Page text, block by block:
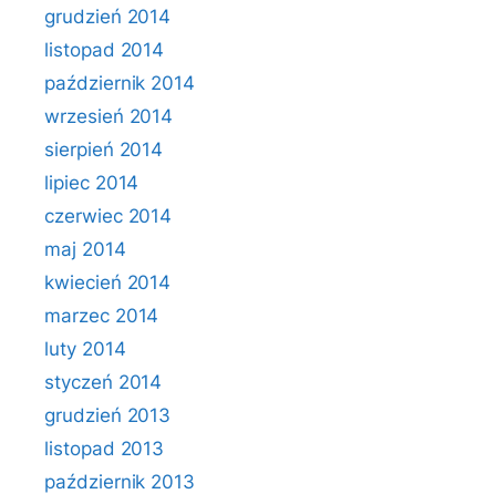
grudzień 2014
listopad 2014
październik 2014
wrzesień 2014
sierpień 2014
lipiec 2014
czerwiec 2014
maj 2014
kwiecień 2014
marzec 2014
luty 2014
styczeń 2014
grudzień 2013
listopad 2013
październik 2013